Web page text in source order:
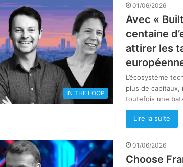
IN THE LOOP
01/06/2026
Avec «
centaine
attirer les
L’écosystème
plus de capitaux,
toutefois une
Lire la suite
01/06/2026
Choose